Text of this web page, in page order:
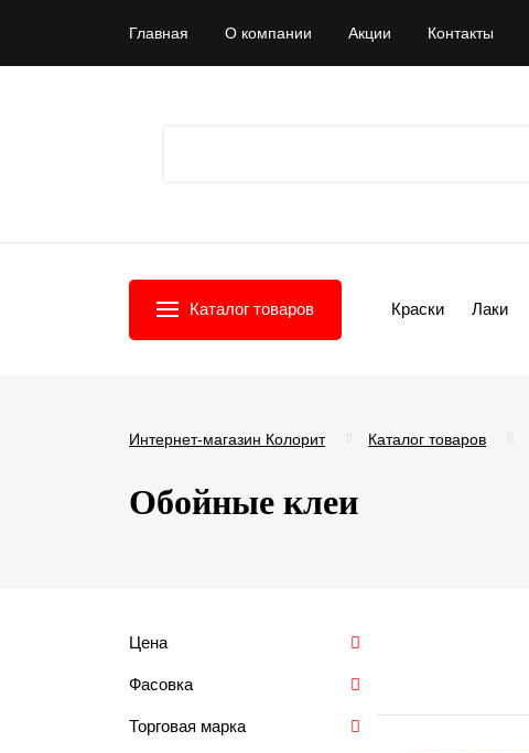
Главная О компании Акции Контакты
Каталог товаров Краски Лаки
Интернет-магазин Колорит Каталог товаров
Обойные клеи
Цена
Фасовка
Торговая марка